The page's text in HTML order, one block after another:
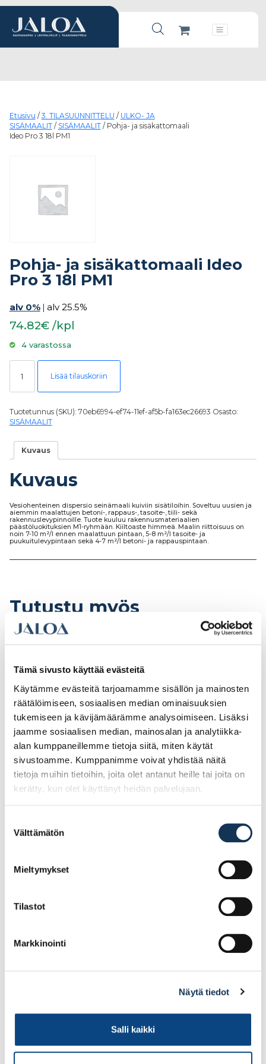
Tämä sivusto käyttää evästeitä
Käytämme evästeitä tarjoamamme sisällön ja mainosten
räätälöimiseen, sosiaalisen median ominaisuuksien
tukemiseen ja kävijämäärämme analysoimiseen. Lisäksi
jaamme sosiaalisen median, mainosalan ja analytiikka-
alan kumppaneillemme tietoja siitä, miten käytät
sivustoamme. Kumppanimme voivat yhdistää näitä
tietoja muihin tietoihin, joita olet antanut heille tai joita on
kerätty, kun olet käyttänyt heidän palvelujaan.
valinta
Välttämätön
Mieltymykset
Tilastot
Markkinointi
Näytä tiedot
Salli kaikki
Products search
Päävalikko
Etusivu / 3. TILASUUNNITTELU / ULKO- JA
SISÄMAALIT/ SISÄMAALIT/ Pohja- ja sisäkattomaali
Ideo Pro 3 18l PM1
Pohja- ja sisäkattomaali Ideo
Pro 3 18l PM1
alv 0% | alv 25.5%
74.82€ /kpl
4 varastossa
Pohja- ja sisäkattomaali Ideo Pro 3 18l PM1 määrä
Lisää tilauskoriin
Tuotetunnus (SKU): 70eb6994-ef74-11ef-af5b-fa163ec26693 Osasto:
SISÄMAALIT
Kuvaus
Kuvaus
Vesiohenteinen dispersio seinämaali kuiviin sisätiloihin. Soveltuu uusien ja
aiemmin maalattujen betoni-, rappaus-, tasoite-, tiili- sekä
rakennuslevypinnoille. Tuote kuuluu rakennusmateriaalien
päästöluokituksien M1-ryhmään. Kiiltoaste himmeä. Maalin riittoisuus on
noin 7-10 m²/l ennen maalattuun pintaan, 5-8 m²/l tasoite- ja
puukuitulevypintaan sekä 4-7 m²/l betoni- ja rappauspintaan.
Tutustu myös
Teknos Futura Aqua 20
0,45l NCS-0502-Y
Lisää tilauskoriin
Teknos Futura Aqua 40
0,9l PM1
Lisää tilauskoriin
Teknos Ferrex Combi
2,7l ruosteenestomaali